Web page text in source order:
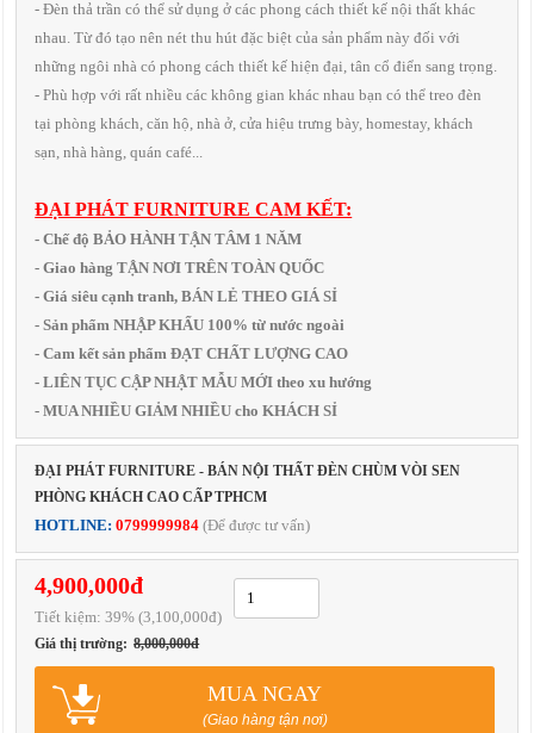
- Đèn thả trần có thể sử dụng ở các phong cách thiết kế nội thất khác
nhau. Từ đó tạo nên nét thu hút đặc biệt của sản phẩm này đối với
những ngôi nhà có phong cách thiết kế hiện đại, tân cổ điển sang trọng.
- Phù hợp với rất nhiều các không gian khác nhau bạn có thể treo đèn
tại phòng khách, căn hộ, nhà ở, cửa hiệu trưng bày, homestay, khách
sạn, nhà hàng, quán café...
ĐẠI PHÁT FURNITURE CAM KẾT:
- Chế độ BẢO HÀNH TẬN TÂM 1 NĂM
- Giao hàng TẬN NƠI TRÊN TOÀN QUỐC
- Giá siêu cạnh tranh, BÁN LẺ THEO GIÁ SỈ
- Sản phẩm NHẬP KHẨU 100% từ nước ngoài
- Cam kết sản phẩm ĐẠT CHẤT LƯỢNG CAO
- LIÊN TỤC CẬP NHẬT MẪU MỚI theo xu hướng
- MUA NHIỀU GIẢM NHIỀU cho KHÁCH SỈ
ĐẠI PHÁT FURNITURE - BÁN NỘI THẤT ĐÈN CHÙM VÒI SEN
PHÒNG KHÁCH CAO CẤP TPHCM
HOTLINE:0799999984 (Để được tư vấn)
4,900,000đ
Tiết kiệm:39% (3,100,000đ)
Giá thị trường: 8,000,000đ
MUA NGAY
(Giao hàng tận nơi)